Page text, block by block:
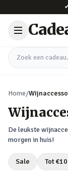
Zoek een cadeau
Home/
De leukste
morgen in huis!
Sale Tot €10